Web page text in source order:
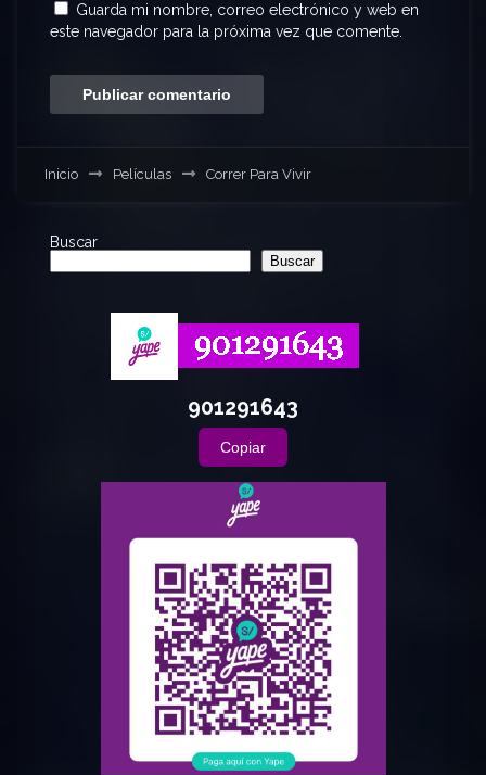
Guarda mi nombre, correo electrónico y web en
este navegador para la próxima vez que comente.
Inicio Películas Correr Para Vivir
Buscar
Buscar
901291643
Copiar